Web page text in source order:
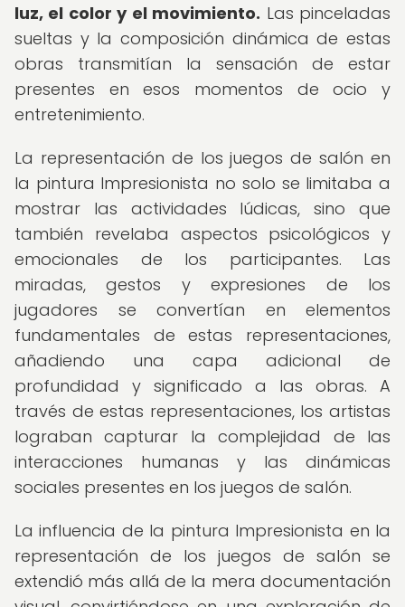
luz, el color y el movimiento. Las pinceladas
sueltas y la composición dinámica de estas
obras transmitían la sensación de estar
presentes en esos momentos de ocio y
entretenimiento.
La representación de los juegos de salón en
la pintura Impresionista no solo se limitaba a
mostrar las actividades lúdicas, sino que
también revelaba aspectos psicológicos y
emocionales de los participantes. Las
miradas, gestos y expresiones de los
jugadores se convertían en elementos
fundamentales de estas representaciones,
añadiendo una capa adicional de
profundidad y significado a las obras. A
través de estas representaciones, los artistas
lograban capturar la complejidad de las
interacciones humanas y las dinámicas
sociales presentes en los juegos de salón.
La influencia de la pintura Impresionista en la
representación de los juegos de salón se
extendió más allá de la mera documentación